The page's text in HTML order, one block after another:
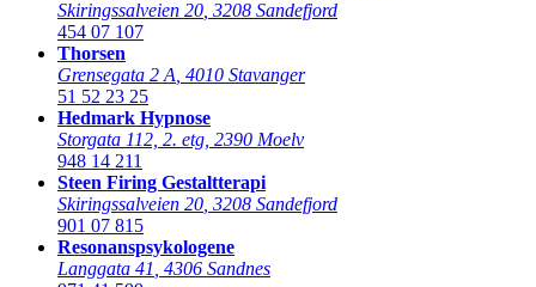
Skiringssalveien 20 3208 Sandefjord
454 07 107
Thorsen
Grensegata 2 A 4010 Stavanger
51 52 23 25
Hedmark Hypnose
Storgata 112, 2. etg 2390 Moelv
948 14 211
Steen Firing Gestaltterapi
Skiringssalveien 20 3208 Sandefjord
901 07 815
Resonanspsykologene
Langgata 41 4306 Sandnes